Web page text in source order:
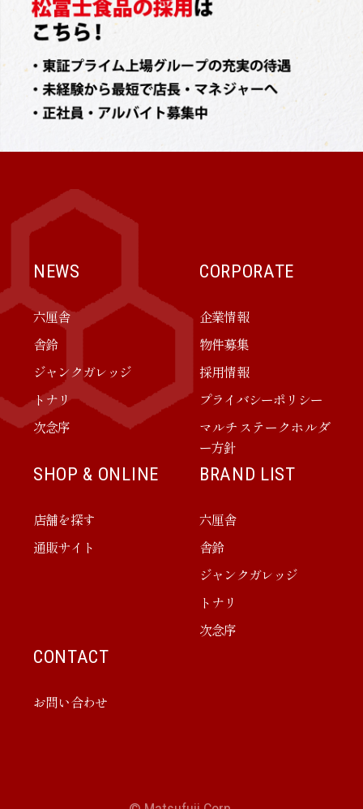
NEWS
六厘舎
舎鈴
ジャンクガレッジ
トナリ
次念序
CORPORATE
企業情報
物件募集
採用情報
プライバシーポリシー
マルチステークホルダ
ー方針
SHOP & ONLINE
店舗を探す
通販サイト
BRAND LIST
六厘舎
舎鈴
ジャンクガレッジ
トナリ
次念序
CONTACT
お問い合わせ